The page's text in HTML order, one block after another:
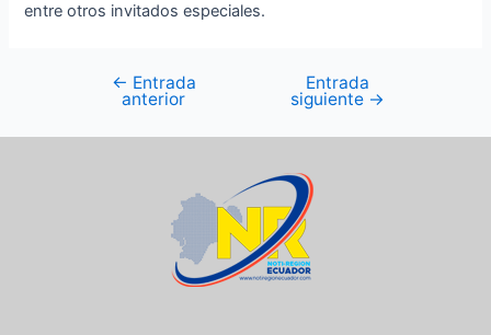
entre otros invitados especiales.
← Entrada
anterior
Entrada
siguiente →